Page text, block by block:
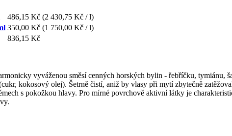
486,15 Kč (2 430,75 Kč / l)
350,00 Kč (1 750,00 Kč / l)
836,15 Kč
vyváženou směsí cenných horských bylin - řebříčku, tymiánu,
kokosový olej). Šetrně čistí, aniž by vlasy při mytí zbytečně
s pokožkou hlavy. Pro mírné povrchově aktivní látky je